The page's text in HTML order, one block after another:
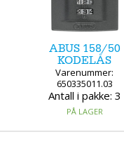
ABUS 158/50
KODELÅS
Varenummer:
650335011.03
Antall i pakke: 3
PÅ LAGER